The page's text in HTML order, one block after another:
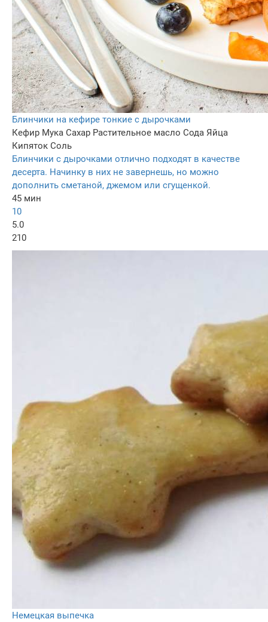
Блинчики на кефире тонкие с дырочками
Кефир Мука Сахар Растительное масло Сода Яйца
Кипяток Соль
Блинчики с дырочками отлично подходят в качестве
десерта. Начинку в них не завернешь, но можно
дополнить сметаной, джемом или сгущенкой.
45 мин
10
5.0
210
Немецкая выпечка